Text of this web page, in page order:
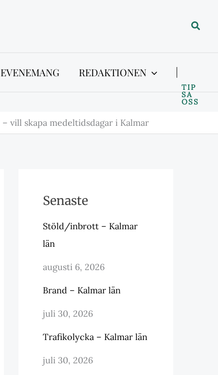
Sök
REDAKTIONEN
TIP
SA
OSS
vill skapa medeltidsdagar i Kalmar
Senaste
Stöld/inbrott – Kalmar
län
augusti 6, 2026
Brand – Kalmar län
juli 30, 2026
Trafikolycka – Kalmar län
juli 30, 2026